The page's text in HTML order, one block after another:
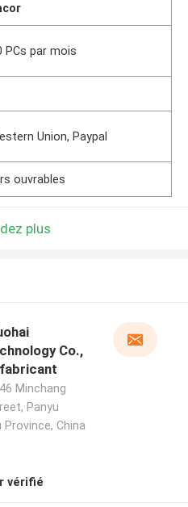
PCs par mois
Union, Paypal
ouvrables
plus
Co.,
Minchang
Panyu
Province, China
vérifié